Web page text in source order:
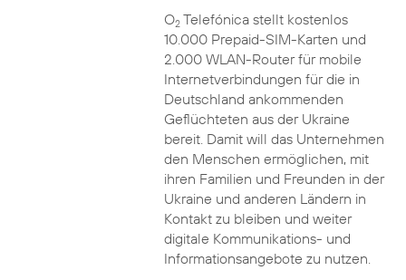
O2Telefónica stellt kostenlos
10.000 Prepaid-SIM-Karten und
2.000 WLAN-Router für mobile
Internetverbindungen für die in
Deutschland ankommenden
Geflüchteten aus der Ukraine
bereit. Damit will das Unternehmen
den Menschen ermöglichen, mit
ihren Familien und Freunden in der
Ukraine und anderen Ländern in
Kontakt zu bleiben und weiter
digitale Kommunikations- und
Informationsangebote zu nutzen.